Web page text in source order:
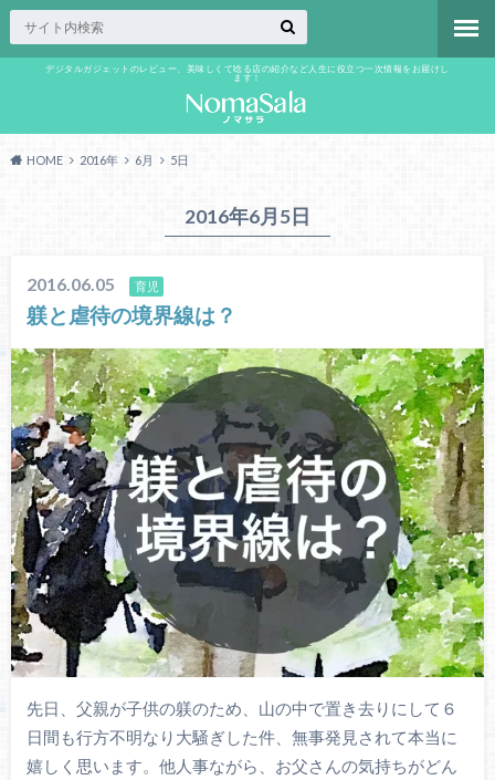
デジタルガジェットのレビュー、美味しくて唸る店の紹介など人生に役立つ一次情報をお届けし
ます！
HOME 2016年 6月 5日
2016年6月5日
2016.06.05 育児
躾と虐待の境界線は？
先日、父親が子供の躾のため、山の中で置き去りにして６
日間も行方不明なり大騒ぎした件、無事発見されて本当に
嬉しく思います。他人事ながら、お父さんの気持ちがどん